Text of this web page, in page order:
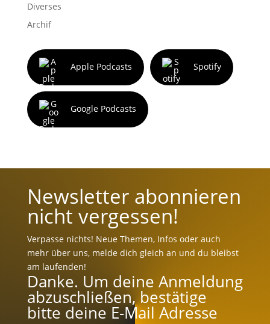
Diverses
Archif
Apple Podcasts Spotify
Google Podcasts
Newsletter abonnieren
nicht vergessen!
Verpasse nichts! Neue Themen, Infos oder auch
mehr über uns, melde dich gleich an und du bleibst
am laufenden!
Danke. Um deine Anmeldung
abzuschließen, bestätige
bitte deine E-Mail Adresse